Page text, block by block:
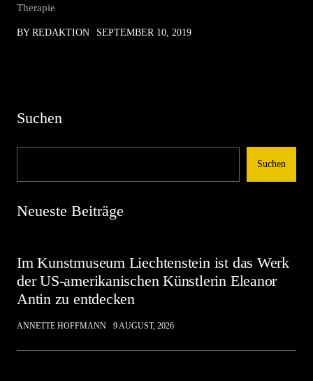
Therapie
BY REDAKTION SEPTEMBER 10, 2019
Suchen
Suchen
Neueste Beiträge
Im Kunstmuseum Liechtenstein ist das Werk
der US-amerikanischen Künstlerin Eleanor
Antin zu entdecken
ANNETTE HOFFMANN 9 AUGUST, 2026